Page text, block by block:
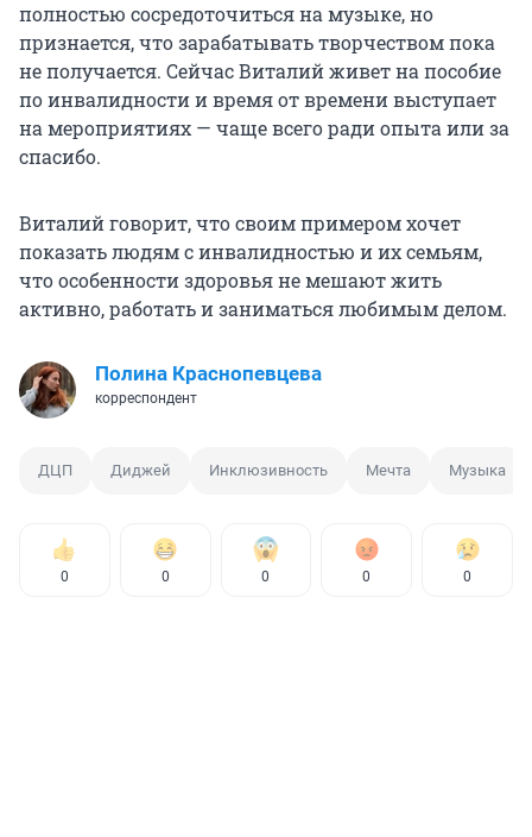
полностью сосредоточиться на музыке, но
признается, что зарабатывать творчеством пока
не получается. Сейчас Виталий живет на пособие
по инвалидности и время от времени выступает
на мероприятиях — чаще всего ради опыта или за
спасибо.
Виталий говорит, что своим примером хочет
показать людям с инвалидностью и их семьям,
что особенности здоровья не мешают жить
активно, работать и заниматься любимым делом.
Полина Краснопевцева
корреспондент
ДЦП Диджей Инклюзивность Мечта Музыка
0 0 0 0 0